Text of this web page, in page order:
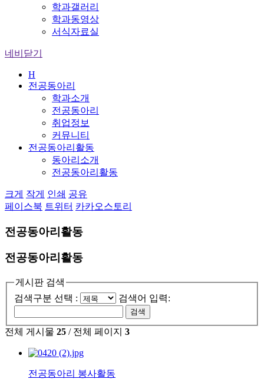
학과갤러리
학과동영상
서식자료실
네비닫기
H
전공동아리
학과소개
전공동아리
취업정보
커뮤니티
전공동아리활동
동아리소개
전공동아리활동
크게 작게 인쇄 공유
페이스북 트위터 카카오스토리
전공동아리활동
전공동아리활동
게시판 검색
검색구분 선택 :
검색어 입력:
전체 게시물 25 / 전체 페이지 3
전공동아리 봉사활동